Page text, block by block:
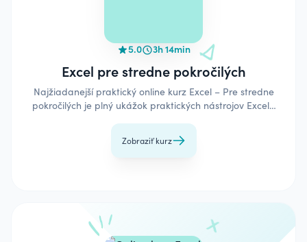
5.0 3h 14min
Excel pre stredne pokročilých
Najžiadanejší praktický online kurz Excel – Pre stredne
pokročilých je plný ukážok praktických nástrojov Excelu
po prácu s väčšími tabuľkami.
Zobraziť kurz